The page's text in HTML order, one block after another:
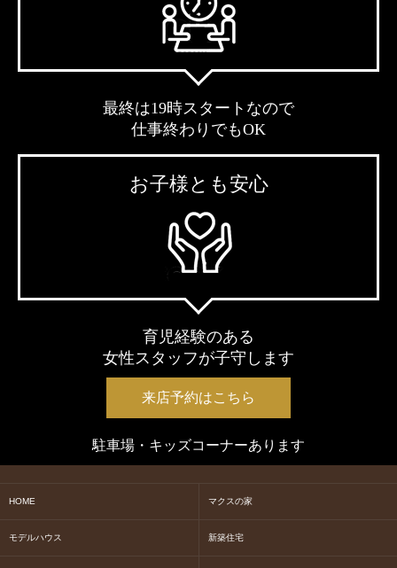
最終は19時スタートなので
仕事終わりでもOK
お子様とも安心
育児経験のある
女性スタッフが子守します
来店予約はこちら
駐車場・キッズコーナーあります
HOME マクスの家
モデルハウス 新築住宅